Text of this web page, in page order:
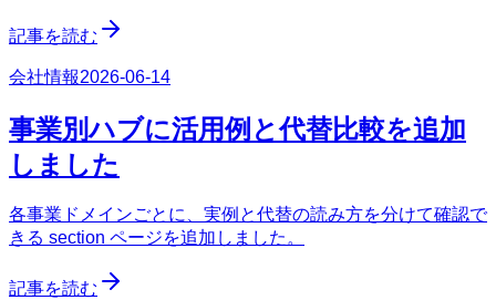
記事を読む
会社情報2026-06-14
事業別ハブに活用例と代替比較を追加
しました
各事業ドメインごとに、実例と代替の読み方を分けて確認で
きる section ページを追加しました。
記事を読む